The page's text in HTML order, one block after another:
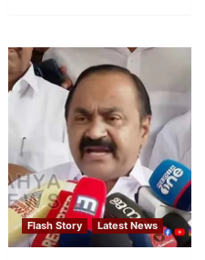
Flash Story Latest News